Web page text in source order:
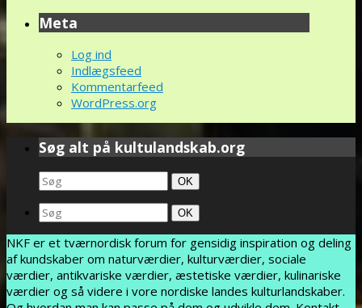
Meta
Log ind
Indlægsfeed
Kommentarfeed
WordPress.org
Søg alt på kultulandskab.org
Search
for:
Søg
OK
Search
for:
Søg
OK
NKF er et tværnordisk forum for gensidig inspiration og deling
af kundskaber om naturværdier, kulturværdier, sociale
værdier, antikvariske værdier, æstetiske værdier, kulinariske
værdier og så videre i vore nordiske landes kulturlandskaber.